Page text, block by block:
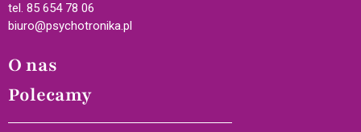
tel. 85 654 78 06
biuro@psychotronika.pl
O nas
Polecamy